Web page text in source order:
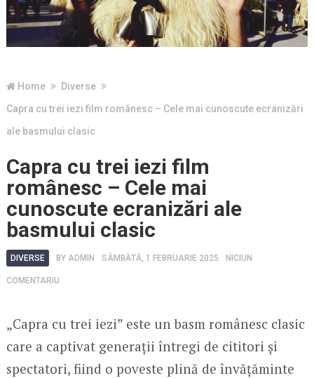
Home
Diverse
Capra cu trei iezi film românesc – Cele mai cunoscute ecranizări
ale basmului clasic
Capra cu trei iezi film
românesc – Cele mai
cunoscute ecranizări ale
basmului clasic
DIVERSE BY ADMIN SÂMBĂTĂ, 1 FEBRUARIE 2025 NICIUN
COMENTARIU
„Capra cu trei iezi” este un basm românesc clasic
care a captivat generații întregi de cititori și
spectatori, fiind o poveste plină de învățăminte